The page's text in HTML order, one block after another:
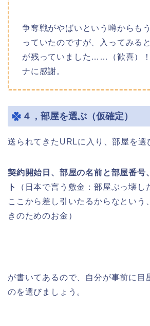
争奪戦がやばいという噂からも
っていたのですが、入ってみる
が残っていました……（歓喜）
ナに感謝。
４，部屋を選ぶ（仮確定）
送られてきたURLに入り、部屋を選
契約開始日、部屋の名前と部屋番号
ト
（日本で言う敷金：部屋ぶっ壊し
ここから差し引いたるからなという
きのためのお金）
が書いてあるので、自分が事前に目
のを選びましょう。